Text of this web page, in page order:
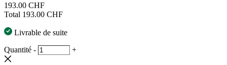
193.00 CHF
Total 193.00 CHF
Livrable de suite
Quantité - +